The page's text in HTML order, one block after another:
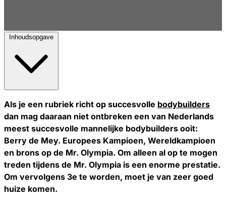
Inhoudsopgave
Als je een rubriek richt op succesvolle bodybuilders
dan mag daaraan niet ontbreken een van Nederlands
meest succesvolle mannelijke bodybuilders ooit:
Berry de Mey. Europees Kampioen, Wereldkampioen
en brons op de Mr. Olympia. Om alleen al op te mogen
treden tijdens de Mr. Olympia is een enorme prestatie.
Om vervolgens 3e te worden, moet je van zeer goed
huize komen.